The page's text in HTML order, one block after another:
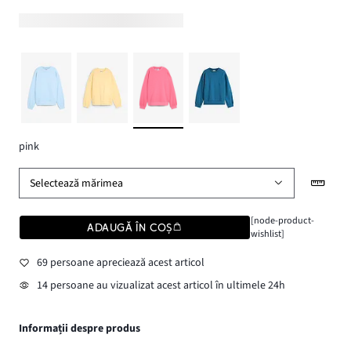
pink
Selectează mărimea
ADAUGĂ ÎN COȘ
[node-product-
wishlist]
69 persoane apreciează acest articol
14 persoane au vizualizat acest articol în ultimele 24h
Informații despre produs